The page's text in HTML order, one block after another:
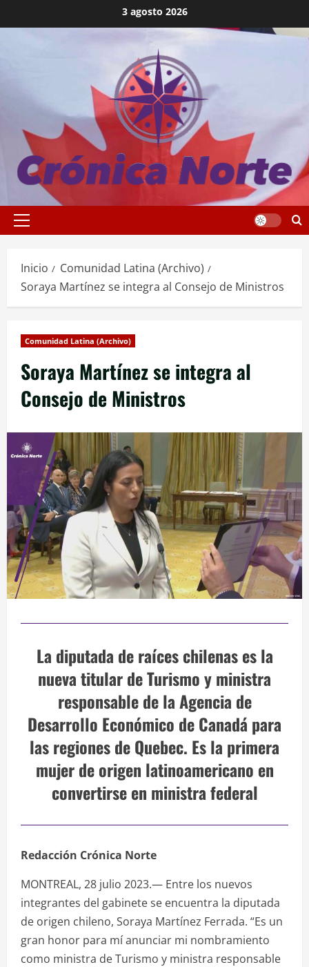
al
3 agosto 2026
Menú
Inicio
Comunidad Latina (Archivo)
Soraya Martínez se integra al Consejo de Ministros
Comunidad Latina (Archivo)
Soraya Martínez se integra al
Consejo de Ministros
La diputada de raíces chilenas es la
nueva titular de Turismo y ministra
responsable de la Agencia de
Desarrollo Económico de Canadá para
las regiones de Quebec. Es la primera
mujer de origen latinoamericano en
convertirse en ministra federal
Redacción Crónica Norte
MONTREAL, 28 julio 2023.— Entre los nuevos
integrantes del gabinete se encuentra la diputada
de origen chileno, Soraya Martínez Ferrada. “Es un
gran honor para mí anunciar mi nombramiento
como ministra de Turismo y ministra responsable